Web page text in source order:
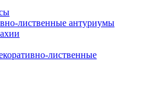
лиственные антуриумы
лиственные